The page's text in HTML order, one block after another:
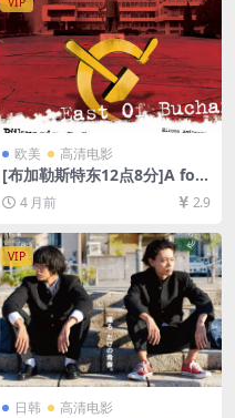
欧美 高清电影
[布加勒斯特东12点8分]A fost
sau n-a fost? (2006)[百度网
盘+夸克网盘1080P超清未删
减资源][网盘在线播放/下载]
[MP4/3.6GB][中文字幕]
4 月前 2.9
VIP
日韩 高清电影